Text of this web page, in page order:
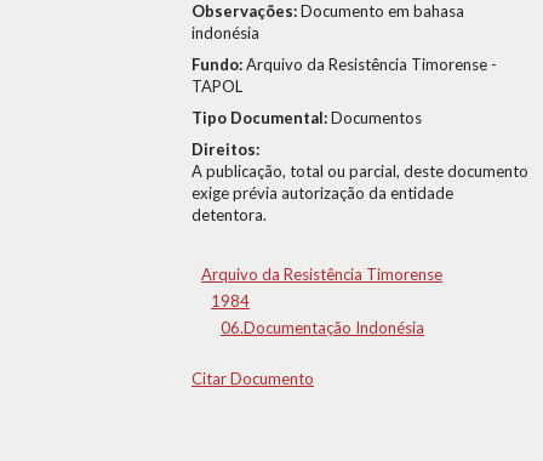
Observações:Documento em bahasa
indonésia
Fundo:Arquivo da Resistência Timorense -
TAPOL
Tipo Documental:Documentos
Direitos:
A publicação, total ou parcial, deste documento
exige prévia autorização da entidade
detentora.
Arquivo da Resistência Timorense
1984
06.Documentação Indonésia
Citar Documento